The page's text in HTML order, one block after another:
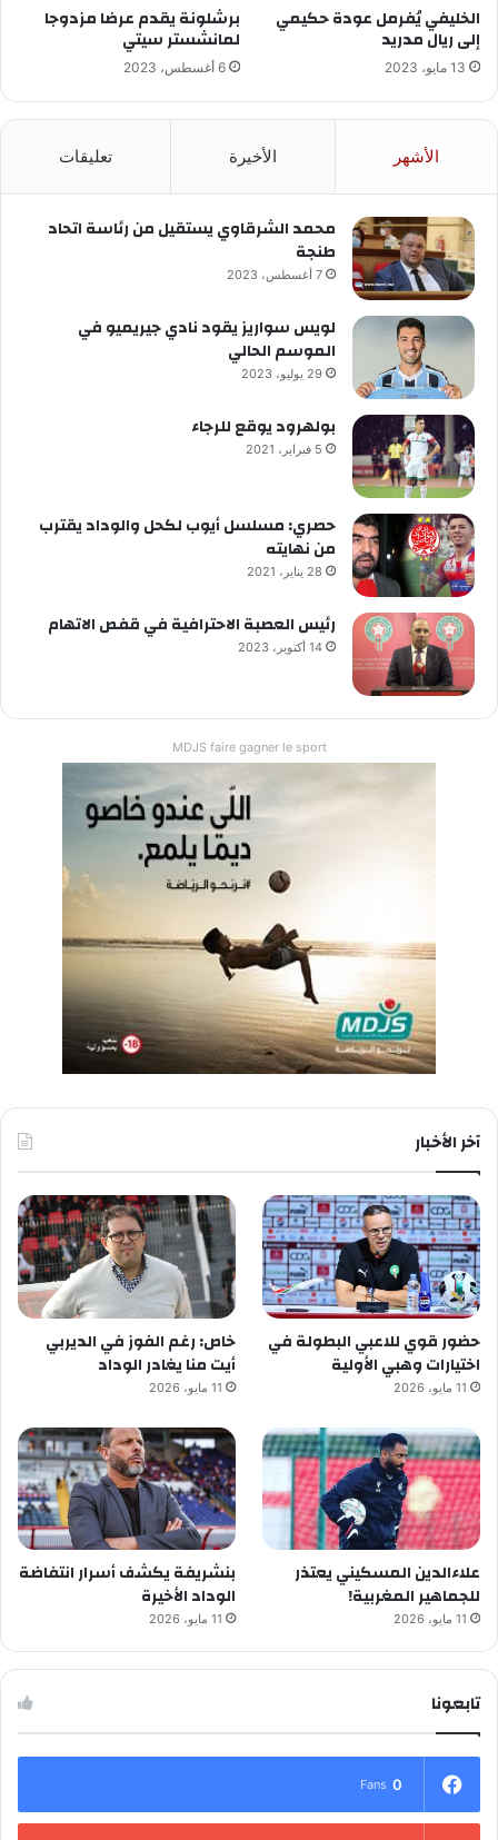
الخليفي يُفرمل عودة حكيمي
إلى ريال مدريد
13 مايو، 2023
برشلونة يقدم عرضا مزدوجا
لمانشستر سيتي
6 أغسطس، 2023
الأشهر الأخيرة تعليقات
محمد الشرقاوي يستقيل من رئاسة اتحاد
طنجة
7 أغسطس، 2023
لويس سواريز يقود نادي جيريميو في
الموسم الحالي
29 يوليو، 2023
بولهرود يوقع للرجاء
5 فبراير، 2021
حصري: مسلسل أيوب لكحل والوداد يقترب
من نهايته
28 يناير، 2021
رئيس العصبة الاحترافية في قفص الاتهام
14 أكتوبر، 2023
MDJS faire gagner le sport
آخر الأخبار
حضور قوي للاعبي البطولة في
اختيارات وهبي الأولية
11 مايو، 2026
خاص: رغم الفوز في الديربي
أيت منا يغادر الوداد
11 مايو، 2026
علاءالدين المسكيني يعتذر
للجماهير المغربية!
11 مايو، 2026
بنشريفة يكشف أسرار انتفاضة
الوداد الأخيرة
11 مايو، 2026
تابعونا
0
Fans